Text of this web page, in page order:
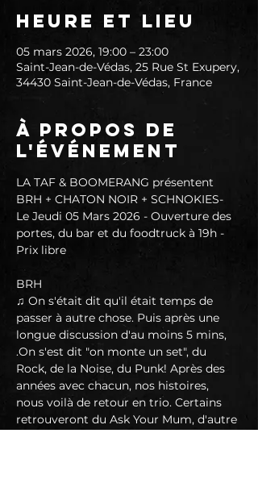
Heure et lieu
05 mars 2026, 19:00 – 23:00
Saint-Jean-de-Védas, 25 Rue St Exupery,
34430 Saint-Jean-de-Védas, France
À propos de
l'événement
LA TAF & BOOMERANG présentent
BRH + CHATON NOIR + SCHNOKIES-
Le Jeudi 05 Mars 2026 - Ouverture des
portes, du bar et du foodtruck à 19h -
Prix libre
BRH
♫ On s'était dit qu'il était temps de
passer à autre chose. Puis après une
longue discussion d'au moins 5 mins,
.On s'est dit "on monte un set", du
Rock, de la Noise, du Punk! Après des
années avec chacun, nos histoires,
nous voilà de retour en trio. Certains
retrouveront du Ask Your Mum, d'autre